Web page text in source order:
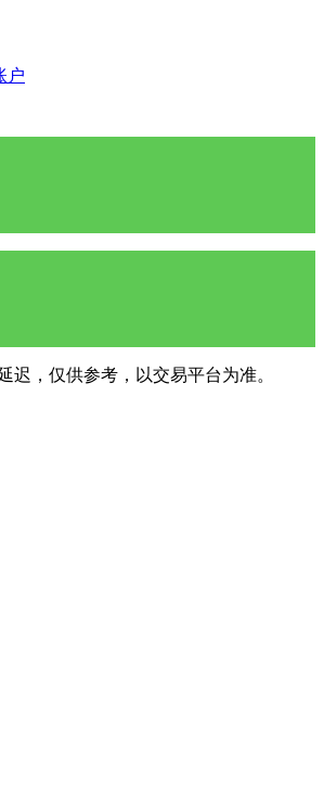
户
迟，仅供参考，以交易平台为准。